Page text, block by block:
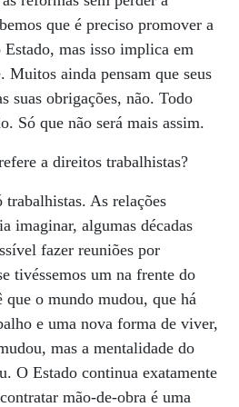
que é preciso promover a
mas isso implica em
Muitos ainda pensam que seus
suas obrigações, não. Todo
Só que não será mais assim.
a direitos trabalhistas?
As relações
imaginar, algumas décadas
fazer reuniões por
tivéssemos um na frente do
que o mundo mudou, que há
e uma nova forma de viver,
mas a mentalidade do
O Estado continua exatamente
mão-de-obra é uma